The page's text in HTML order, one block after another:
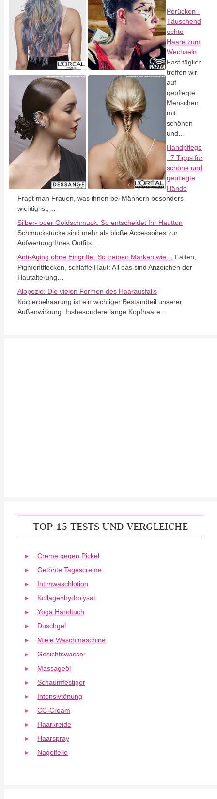
Perücken -
Täuschend
echte
Haare zum
Wechseln
Fast täglich
treffen wir
auf
gepflegte
Menschen
mit
schönen
und…
Handpflege
: 7 Tipps für
schöne und
gepflegte
Hände
Fragt man Frauen, was ihnen bei Männern besonders
wichtig ist,…
Silber- oder Goldschmuck: So entscheidet Ihr Hautton
Schmuckstücke sind mehr als bloße Accessoires zur
Aufwertung Ihres Outfits.…
Anti-Aging ohne Eingriffe: So treiben Marken wie…
Falten,
Pigmentflecken, schlaffe Haut: All das sind Anzeichen der
Hautalterung…
Alopezie: Die vielen Formen des Haarausfalls
Körperbehaarung ist ein wichtiger Bestandteil unserer
Außenwirkung. Insbesondere lange Kopfhaare…
TOP 15 TESTS UND VERGLEICHE
Creme gegen Pickel
Getönte Tagescreme
Intimwaschlotion
Kollagenhydrolysat
Yoga Handtuch
Duschgel
Miele Waschmaschine
Gesichtswasser
Massageöl
Schaumfestiger
Intensivtönung
CC-Cream
Haarkreide
Haarspray
Nagelfeile